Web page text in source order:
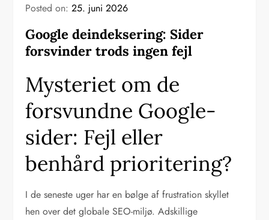
Posted on:25. juni 2026
Google deindeksering: Sider
forsvinder trods ingen fejl
Mysteriet om de
forsvundne Google-
sider: Fejl eller
benhård prioritering?
I de seneste uger har en bølge af frustration skyllet
hen over det globale SEO-miljø. Adskillige